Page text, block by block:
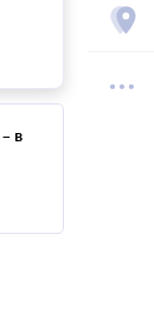
– в